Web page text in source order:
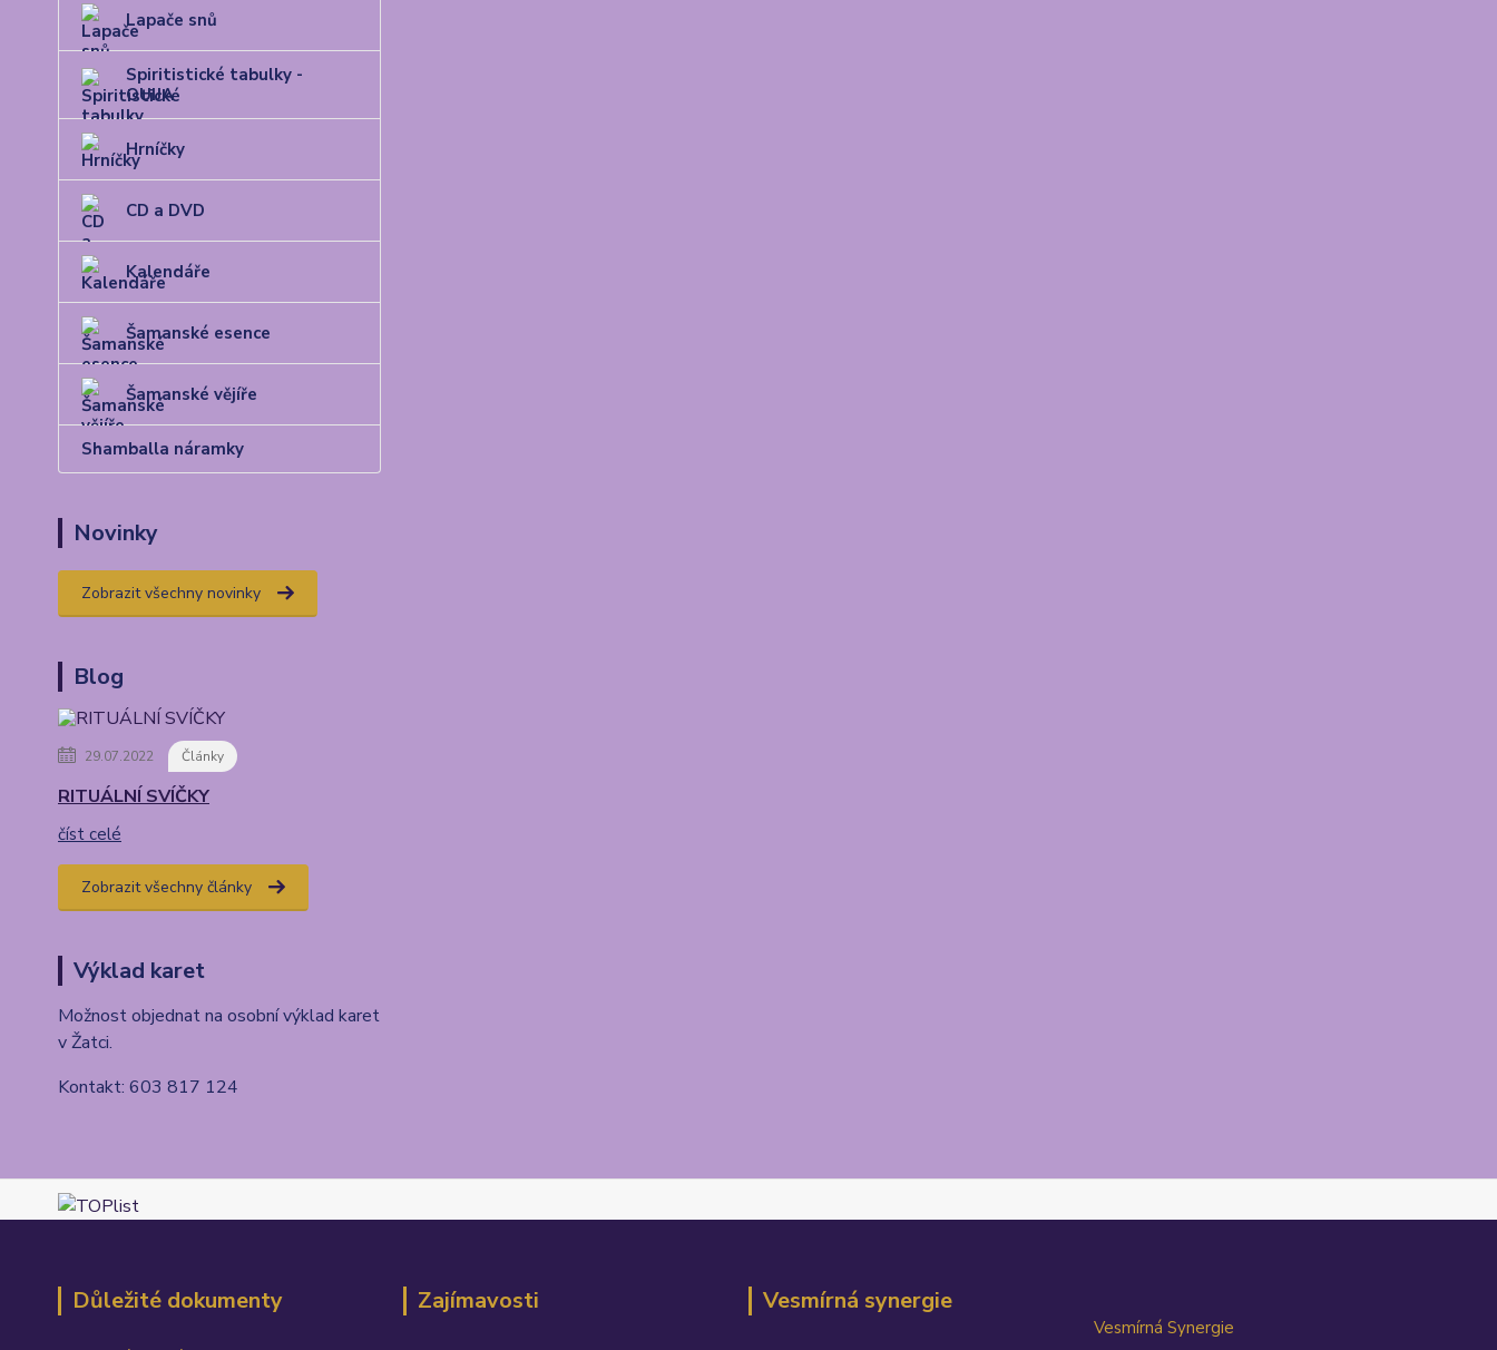
Lapače snů
Spiritistické tabulky -
OUIJA
Hrníčky
CD a DVD
Kalendáře
Šamanské esence
Šamanské vějíře
Shamballa náramky
Novinky
Zobrazit všechny novinky
Blog
29.07.2022 Články
RITUÁLNÍ SVÍČKY
číst celé
Zobrazit všechny články
Výklad karet
Možnost objednat na osobní výklad karet
v Žatci.
Kontakt: 603 817 124
Důležité dokumenty Zajímavosti Vesmírná synergie
Vesmírná Synergie